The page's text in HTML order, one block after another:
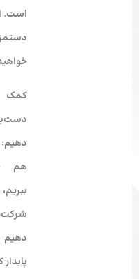
است.
دهیم:
هم
دهیم